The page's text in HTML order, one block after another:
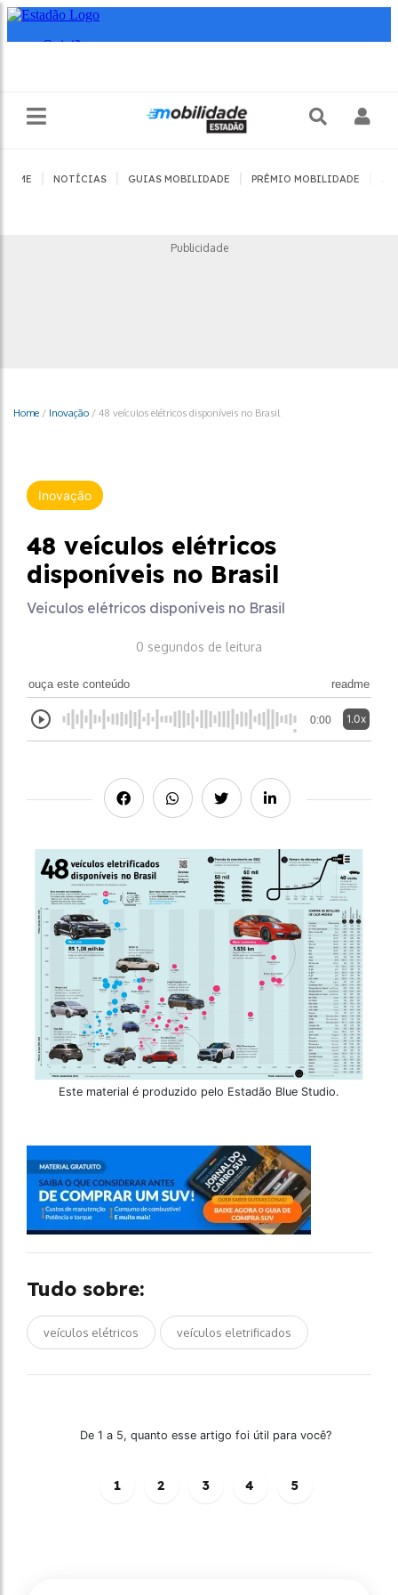
HOME NOTÍCIAS GUIAS MOBILIDADE PRÊMIO MOBILIDADE
Publicidade
Home / Inovação / 48 veículos elétricos disponíveis no Brasil
Inovação
48 veículos elétricos
disponíveis no Brasil
Veículos elétricos disponíveis no Brasil
0 segundos de leitura
ouça este conteúdo readme
0:00 1.0x
Este material é produzido pelo Estadão Blue Studio.
Tudo sobre:
veículos elétricos veículos eletrificados
De 1 a 5, quanto esse artigo foi útil para você?
1 2 3 4 5